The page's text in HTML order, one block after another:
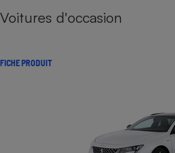
Voitures d'occasion
FICHE PRODUIT